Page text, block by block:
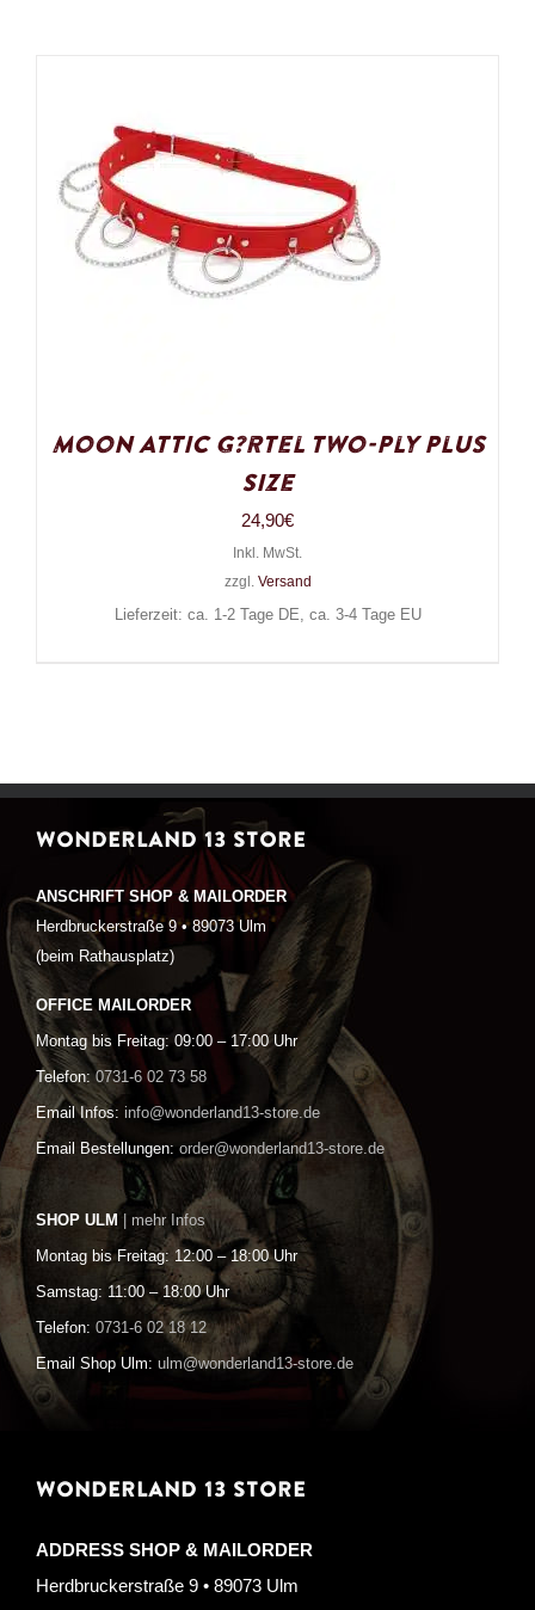
Moon Attic G?rtel Two-Ply Plus
Size
24,90€
Inkl. MwSt.
zzgl. Versand
Lieferzeit: ca. 1-2 Tage DE, ca. 3-4 Tage EU
WONDERLAND 13 STORE
ANSCHRIFT SHOP & MAILORDER
Herdbruckerstraße 9 • 89073 Ulm
(beim Rathausplatz)
OFFICE MAILORDER
Montag bis Freitag: 09:00 – 17:00 Uhr
Telefon: 0731-6 02 73 58
Email Infos: info@wonderland13-store.de
Email Bestellungen: order@wonderland13-store.de
SHOP ULM | mehr Infos
Montag bis Freitag: 12:00 – 18:00 Uhr
Samstag: 11:00 – 18:00 Uhr
Telefon: 0731-6 02 18 12
Email Shop Ulm: ulm@wonderland13-store.de
WONDERLAND 13 STORE
ADDRESS SHOP & MAILORDER
Herdbruckerstraße 9 • 89073 Ulm